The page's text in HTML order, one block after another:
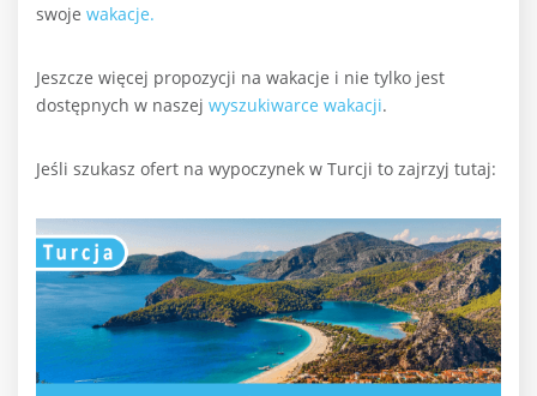
swoje wakacje.
Jeszcze więcej propozycji na wakacje i nie tylko jest
dostępnych w naszej wyszukiwarce wakacji.
Jeśli szukasz ofert na wypoczynek w Turcji to zajrzyj tutaj: